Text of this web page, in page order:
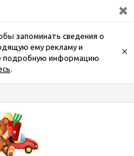
запоминать сведения о
ему рекламу и
подробную информацию
.
×